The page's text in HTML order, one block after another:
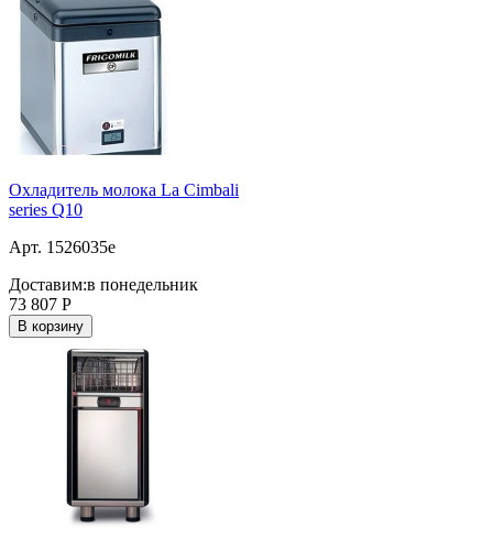
Охладитель молока La Cimbali
series Q10
Арт. 1526035e
Доставим:в понедельник
73 807 Р
В корзину